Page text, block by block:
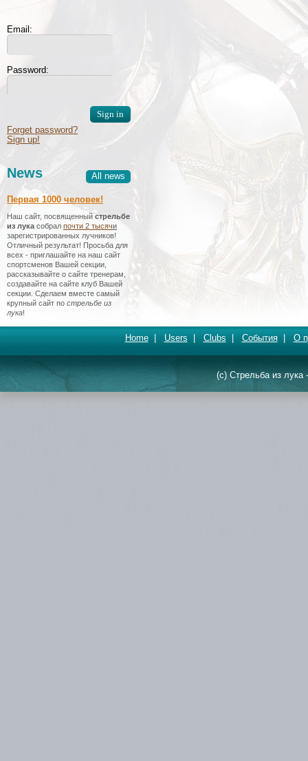
Email:
Password:
Forget password?
Sign up!
All news
News
Первая 1000 человек!
Наш сайт, посвященный стрельбе
из лука собрал почти 2 тысячи
зарегистрированных лучников!
Отличный результат! Просьба для
всех - приглашайте на наш сайт
спортсменов Вашей секции,
рассказывайте о сайте тренерам,
создавайте на сайте клуб Вашей
секции. Сделаем вместе самый
крупный сайт по стрельбе из
лука!
Home| Users Clubs События| О
(c) Стрельба из лука